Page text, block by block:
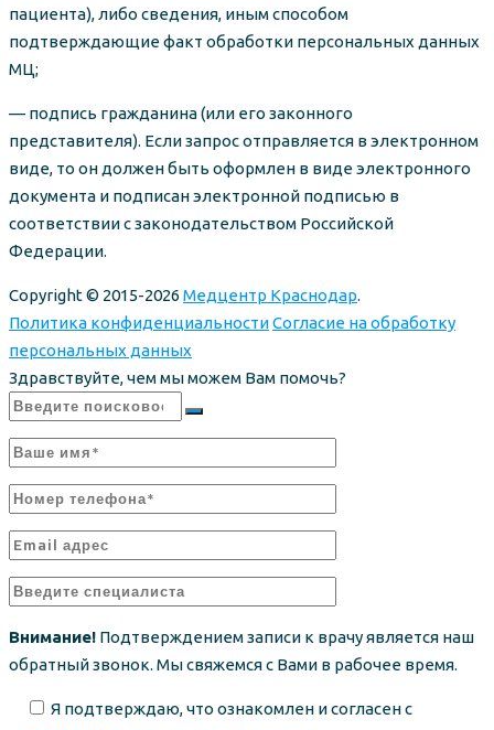
пациента), либо сведения, иным способом
подтверждающие факт обработки персональных данных
МЦ;
— подпись гражданина (или его законного
представителя). Если запрос отправляется в электронном
виде, то он должен быть оформлен в виде электронного
документа и подписан электронной подписью в
соответствии с законодательством Российской
Федерации.
Copyright © 2015-2026 Медцентр Краснодар.
Политика конфиденциальностиСогласие на обработку
персональных данных
Здравствуйте, чем мы можем Вам помочь?
Внимание! Подтверждением записи к врачу является наш
обратный звонок. Мы свяжемся с Вами в рабочее время.
Я подтверждаю, что ознакомлен и согласен с